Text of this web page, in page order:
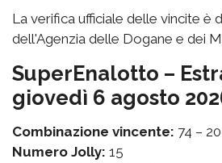
La verifica ufficiale delle vincite è
dell'Agenzia delle Dogane e dei
SuperEnalotto –
giovedì 6 agosto
Combinazione vincente: 74 –
Numero Jolly: 15